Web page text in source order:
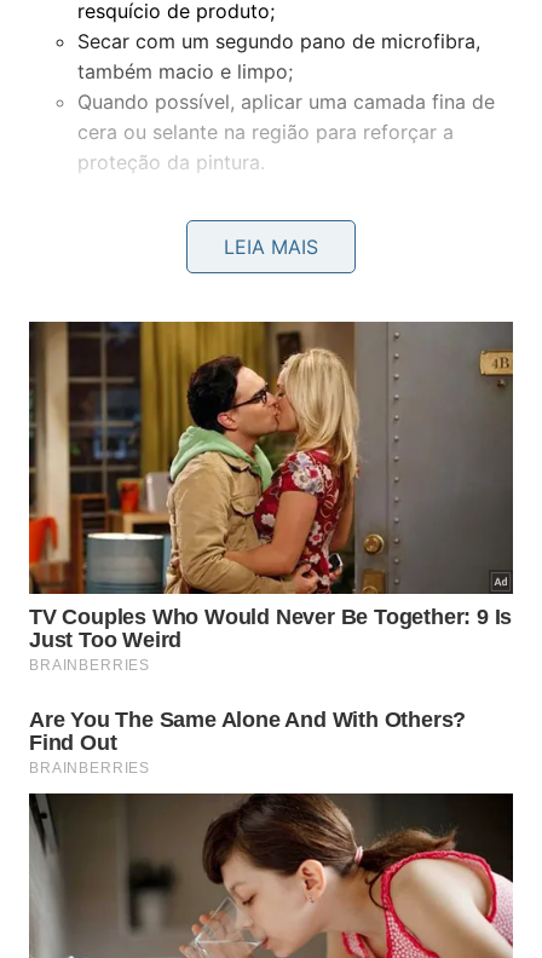
resquício de produto;
Secar com um segundo pano de microfibra,
também macio e limpo;
Quando possível, aplicar uma camada fina de
cera ou selante na região para reforçar a
proteção da pintura.
Saiba por que agir rápido ao encontrar excrementos no
carro ajuda a proteger a pintura e evitar gastos com
reparos. -
Imagem gerada por inteligência artificial
Por que remover o cocô de pássaro
rapidamente evita danos?
Os excrementos de
partículas que podem reagir com o verniz,
principalmente em dias muito quentes. Quando a
sujeira permanece por horas ou dias na lataria,
aumenta o risco de manchas permanentes,
conhecidas como “queimaduras” na pintura.
A textura do cocô costuma ser irregular e abrasiva,
com fragmentos de sementes e areia que riscam a
superfície se esfregados secos. Em casos mais
LEIA MAIS